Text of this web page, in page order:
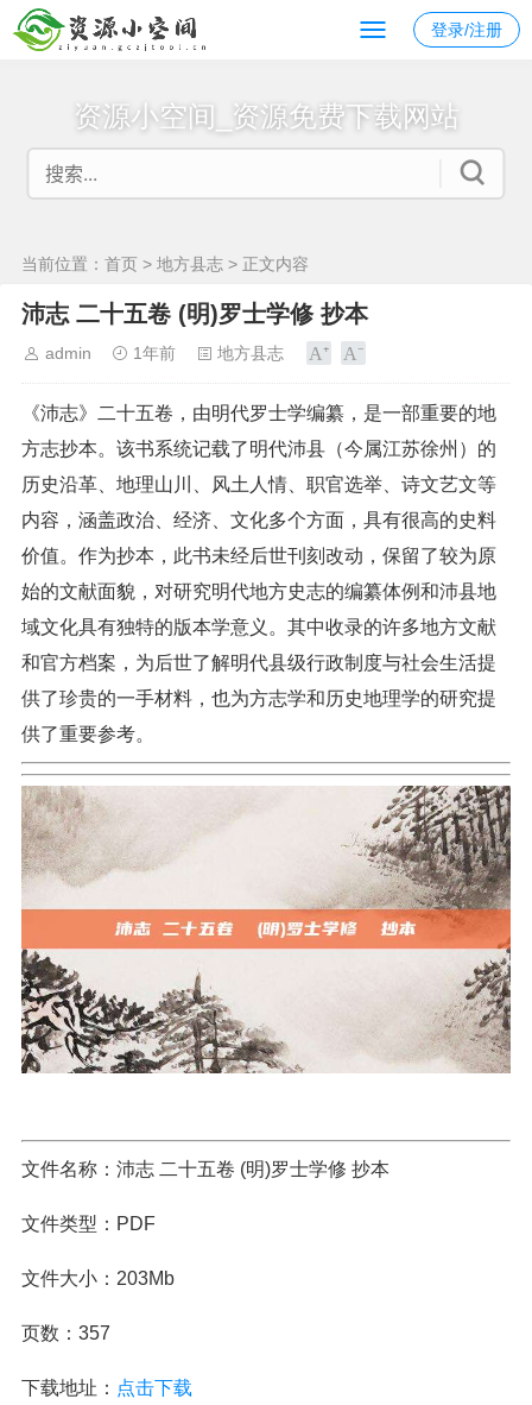
登录/注册
资源小空间_资源免费下载网站
当前位置： 首页 > 地方县志 > 正文内容
沛志 二十五卷 (明)罗士学修 抄本
admin 1年前 地方县志
《沛志》二十五卷，由明代罗士学编纂，是一部重要的地
方志抄本。该书系统记载了明代沛县（今属江苏徐州）的
历史沿革、地理山川、风土人情、职官选举、诗文艺文等
内容，涵盖政治、经济、文化多个方面，具有很高的史料
价值。作为抄本，此书未经后世刊刻改动，保留了较为原
始的文献面貌，对研究明代地方史志的编纂体例和沛县地
域文化具有独特的版本学意义。其中收录的许多地方文献
和官方档案，为后世了解明代县级行政制度与社会生活提
供了珍贵的一手材料，也为方志学和历史地理学的研究提
供了重要参考。
文件名称：沛志 二十五卷 (明)罗士学修 抄本
文件类型：PDF
文件大小：203Mb
页数：357
下载地址： 点击下载